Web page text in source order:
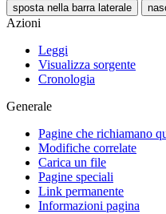
sposta nella barra laterale
Azioni
Leggi
Visualizza sorgente
Cronologia
Generale
Pagine che richiamano
Modifiche correlate
Carica un file
Pagine speciali
Link permanente
Informazioni pagina